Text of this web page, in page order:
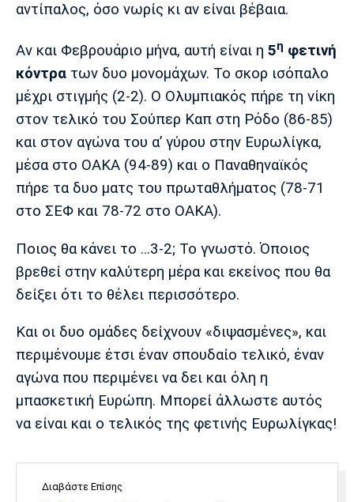
Σίτι
Ίντερ Μίλαν Μπάγερν
Μπορούσια
Παρί Σεν
Πόρτο Μπενφίκα
αντίπαλος, όσο νωρίς κι αν είναι βέβαια.
Αν και Φεβρουάριο μήνα, αυτή είναι η 5η φετινή
κόντρα των δυο μονομάχων. Το σκορ ισόπαλο
μέχρι στιγμής (2-2). Ο Ολυμπιακός πήρε τη νίκη
στον τελικό του Σούπερ Καπ στη Ρόδο (86-85)
και στον αγώνα του α’ γύρου στην Ευρωλίγκα,
μέσα στο ΟΑΚΑ (94-89) και ο Παναθηναϊκός
πήρε τα δυο ματς του πρωταθλήματος (78-71
στο ΣΕΦ και 78-72 στο ΟΑΚΑ).
Ποιος θα κάνει το …3-2; Το γνωστό. Όποιος
βρεθεί στην καλύτερη μέρα και εκείνος που θα
δείξει ότι το θέλει περισσότερο.
Και οι δυο ομάδες δείχνουν «διψασμένες», και
περιμένουμε έτσι έναν σπουδαίο τελικό, έναν
αγώνα που περιμένει να δει και όλη η
μπασκετική Ευρώπη. Μπορεί άλλωστε αυτός
να είναι και ο τελικός της φετινής Ευρωλίγκας!
Διαβάστε Επίσης